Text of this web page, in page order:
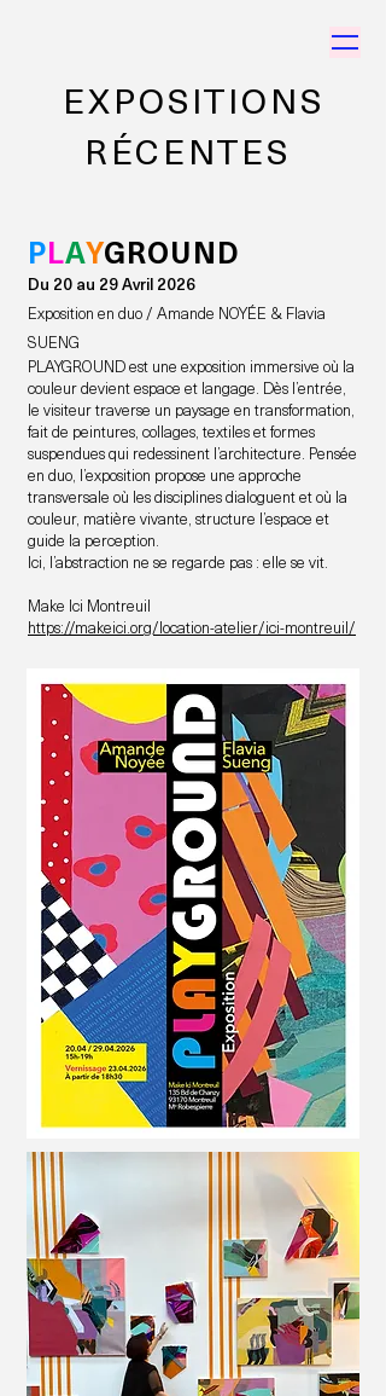
EXPOSITIONS
RÉCENTES
PLAYGROUND
Du 20 au 29 Avril 2026
Exposition en duo / Amande NOYÉE & Flavia
SUENG
PLAYGROUND est une exposition immersive où la
couleur devient espace et langage. Dès l’entrée,
le visiteur traverse un paysage en transformation,
fait de peintures, collages, textiles et formes
suspendues qui redessinent l’architecture. Pensée
en duo, l’exposition propose une approche
transversale où les disciplines dialoguent et où la
couleur, matière vivante, structure l’espace et
guide la perception.
Ici, l’abstraction ne se regarde pas : elle se vit.
Make Ici Montreuil
https://makeici.org/location-atelier/ici-montreuil/